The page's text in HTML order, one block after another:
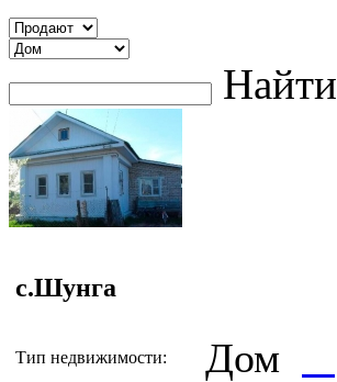
Найти
с.Шунга
Тип недвижимости: Дом